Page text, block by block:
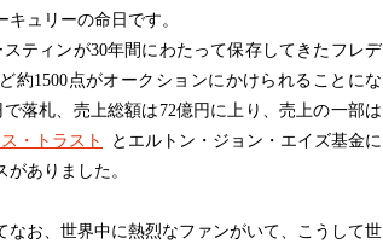
ュリーの命日です。
ティンが30年間にわたって保存してきたフレデ
約1500点がオークションにかけられることにな
落札、売上総額は72億円に上り、売上の一部は
・トラスト
とエルトン・ジョン・エイズ基金に
ありました。
お、世界中に熱烈なファンがいて、こうして世